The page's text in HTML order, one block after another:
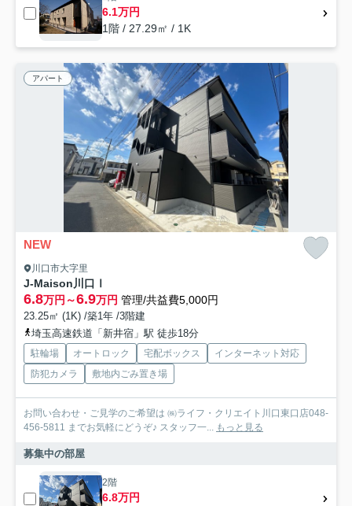
6.1万円
1階 / 27.29㎡ / 1K
アパート
NEW
川口市大字里
J-Maison川口Ⅰ
6.8万円～6.9万円 管理/共益費5,000円
23.25㎡ (1K) /築1年 /3階建
埼玉高速鉄道「新井宿」駅 徒歩18分
駐輪場 オートロック 宅配ボックス
インターネット対応
防犯カメラ
敷地内ごみ置き場
お問い合わせ・ご見学のご希望は ㈱ライフ・クリエイト川口東口店048-
456-5811 までお気軽にどうぞ♪ スタッフ一... もっと見る
募集中の部屋
2階
6.8万円